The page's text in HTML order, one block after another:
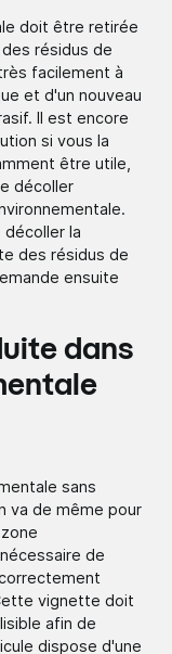
doit être retirée
résidus de
facilement à
et d'un nouveau
Il est encore
si vous la
être utile,
décoller
la
des résidus de
ensuite
dans
sans
va de même pour
de
vignette doit
afin de
dispose d'une